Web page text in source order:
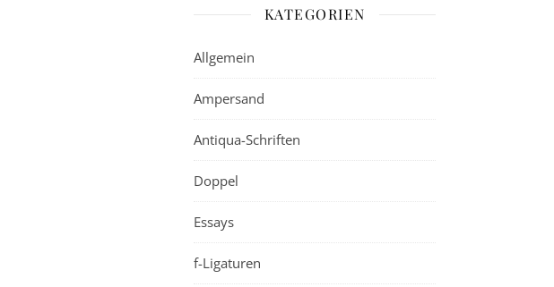
KATEGORIEN
Allgemein
Ampersand
Antiqua-Schriften
Doppel
Essays
f-Ligaturen